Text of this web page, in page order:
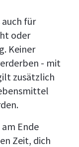
für
oder
Keiner
- mit
zusätzlich
Ende
Zeit, dich